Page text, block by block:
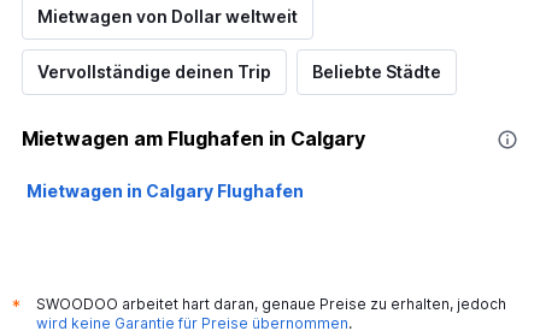
Mietwagen von Dollar weltweit
Vervollständige deinen Trip Beliebte Städte
Mietwagen am Flughafen in Calgary
Mietwagen in Calgary Flughafen
*
SWOODOO arbeitet hart daran, genaue Preise zu erhalten, jedoch
wird keine Garantie für Preise übernommen.